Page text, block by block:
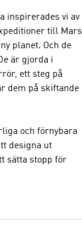
inspirerades vi av
till Mars
planet. Och de
är gjorda i
ett steg på
dem på skiftande
och förnybara
designa ut
sätta stopp för